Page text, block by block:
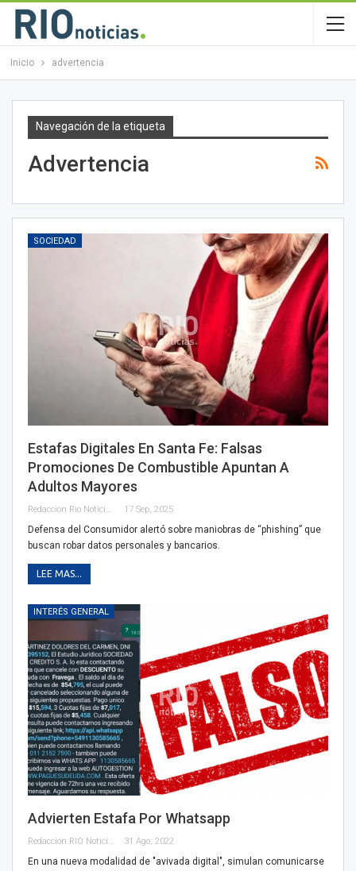
Inicio advertencia
Navegación de la etiqueta
Advertencia
SOCIEDAD
Estafas Digitales En Santa Fe: Falsas
Promociones De Combustible Apuntan A
Adultos Mayores
17 Sep, 2025
Defensa del Consumidor alertó sobre maniobras de “phishing” que
buscan robar datos personales y bancarios.
LEE MAS...
INTERÉS GENERAL
Advierten Estafa Por Whatsapp
Redacción RIO Noticias 31 Ago, 2022
En una nueva modalidad de "avivada digital", simulan comunicarse